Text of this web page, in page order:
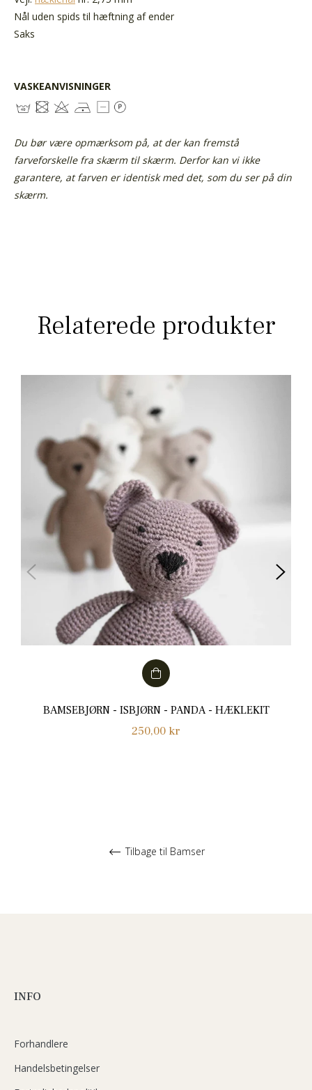
Nål uden spids til hæftning af ender
Saks
VASKEANVISNINGER
Du bør være opmærksom på, at der kan fremstå
farveforskelle fra skærm til skærm. Derfor kan vi ikke
garantere, at farven er identisk med det, som du ser på din
skærm.
Relaterede produkter
BAMSEBJØRN - ISBJØRN - PANDA - HÆKLEKIT
Normalpris
250,00 kr
Tilbage til Bamser
INFO
Forhandlere
Handelsbetingelser